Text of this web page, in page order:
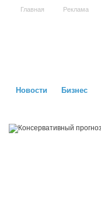
Главная Реклама
Новости Бизнес